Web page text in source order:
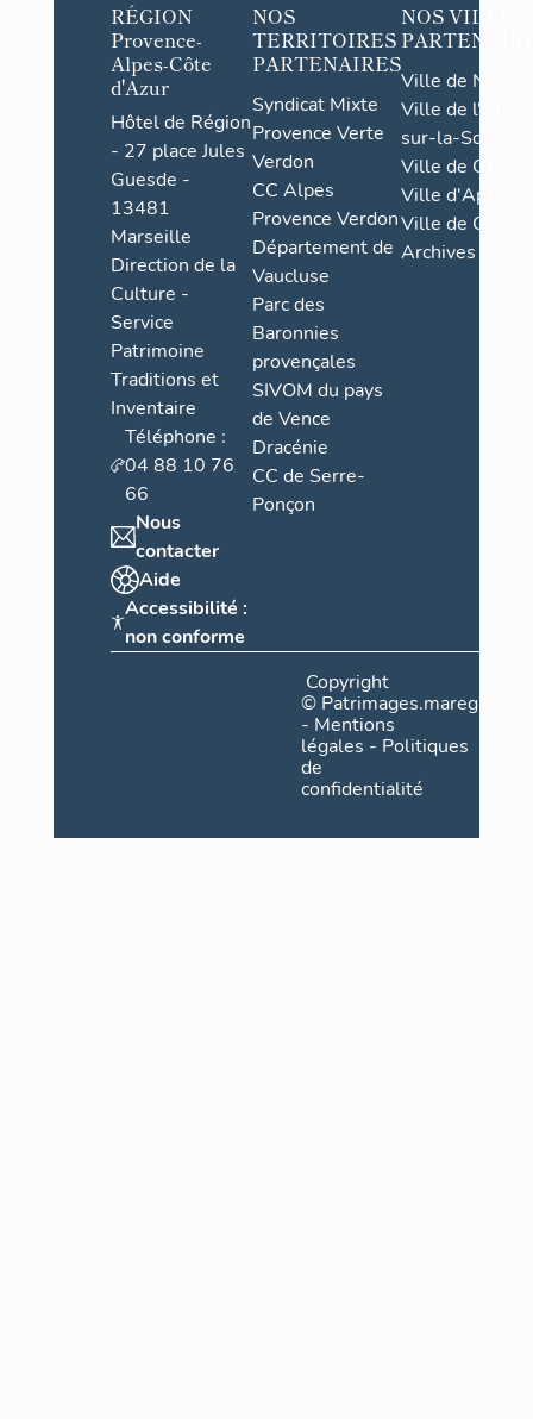
RÉGION
Provence-
Alpes-Côte
d'Azur
Hôtel de Région
- 27 place Jules
Guesde -
13481
Marseille
Direction de la
Culture -
Service
Patrimoine
Traditions et
Inventaire
Téléphone :
04 88 10 76
66
Nous
contacter
Aide
Accessibilité :
non conforme
NOS
TERRITOIRES
PARTENAIRES
Syndicat Mixte
Provence Verte
Verdon
CC Alpes
Provence Verdon
Département de
Vaucluse
Parc des
Baronnies
provençales
SIVOM du pays
de Vence
Dracénie
CC de Serre-
Ponçon
NOS VILLES
Ville de Nice
Ville de l'Isle-
sur-la-Sorgue
Ville de Grasse
Ville d'Apt
Ville de
Archives
Copyright
©
- Mentions
légales - Politiques
de
confidentialité